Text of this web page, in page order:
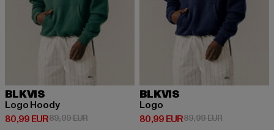
BLKVIS
Logo Hoody
80,99 EUR
Derzeitiger Preis: 80,99 EUR
89,99 EURAktionspreis: 89,99 EUR
BLKVIS
Logo
80,99 EUR
Derzeitiger Preis: 80,99 EUR
89,99 EURAktionspreis: